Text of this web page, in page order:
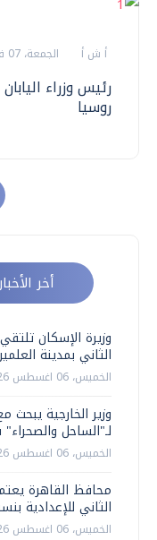
أ ش أ الجمعة، 07 فبراير 2025 04:06 م
رئيس وزراء
روسيا
أخر
وزيرة الإسكان
الثاني بمدينة
الخميس، 06 اغسطس 2026 04:07 م
وزير الخارجية يبحث
لـ"الساحل
الخميس، 06 اغسطس 2026 04:00 م
محافظ القاهرة
الثاني للإعدادية بنسبة
الخميس، 06 اغسطس 2026 03:58 م